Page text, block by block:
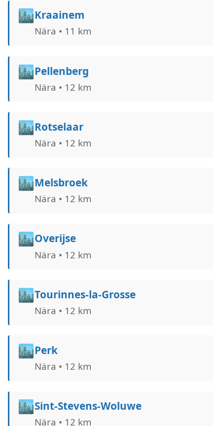
🏙️Kraainem
Nära • 11 km
🏙️Pellenberg
Nära • 12 km
🏙️Rotselaar
Nära • 12 km
🏙️Melsbroek
Nära • 12 km
🏙️Overijse
Nära • 12 km
🏙️Tourinnes-la-Grosse
Nära • 12 km
🏙️Perk
Nära • 12 km
🏙️Sint-Stevens-Woluwe
Nära • 12 km